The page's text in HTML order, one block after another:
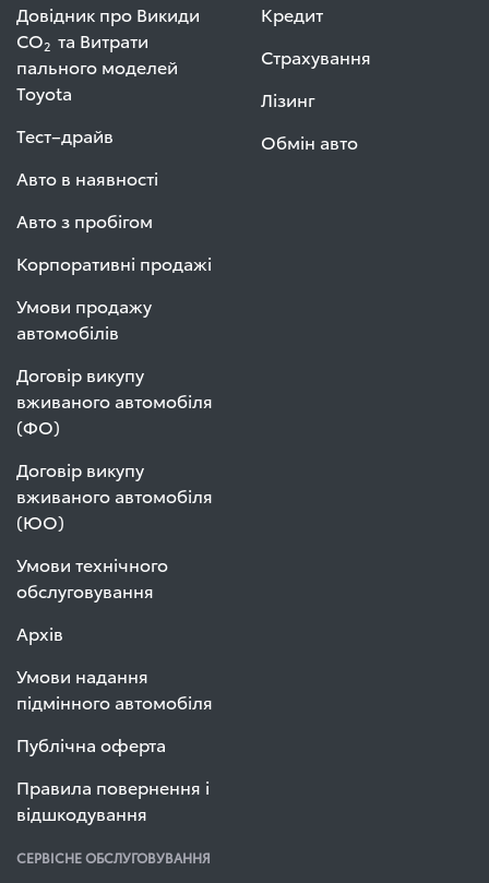
Довідник про Викиди
СО2 та Витрати
пального моделей
Toyota
Тест–драйв
Авто в наявності
Авто з пробігом
Корпоративні продажі
Умови продажу
автомобілів
Договір викупу
вживаного автомобіля
(ФО)
Договір викупу
вживаного автомобіля
(ЮО)
Умови технічного
обслуговування
Архів
Умови надання
підмінного автомобіля
Публічна оферта
Правила повернення і
відшкодування
Кредит
Страхування
Лізинг
Обмін авто
СЕРВІСНЕ ОБСЛУГОВУВАННЯ